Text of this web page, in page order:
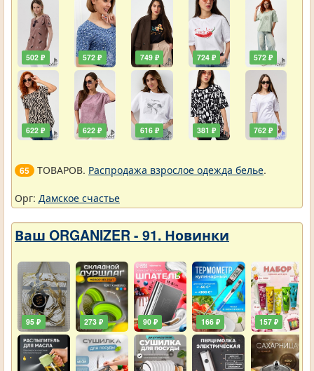
502 ₽
622 ₽
572 ₽
622 ₽
749 ₽
616 ₽
724 ₽
381 ₽
572 ₽
762 ₽
65 ТОВАРОВ. Распродажа взрослое одежда белье.
Орг: Дамское счастье
Ваш ORGANIZER - 91. Новинки
95 ₽ 273 ₽ 90 ₽ 166 ₽ 157 ₽